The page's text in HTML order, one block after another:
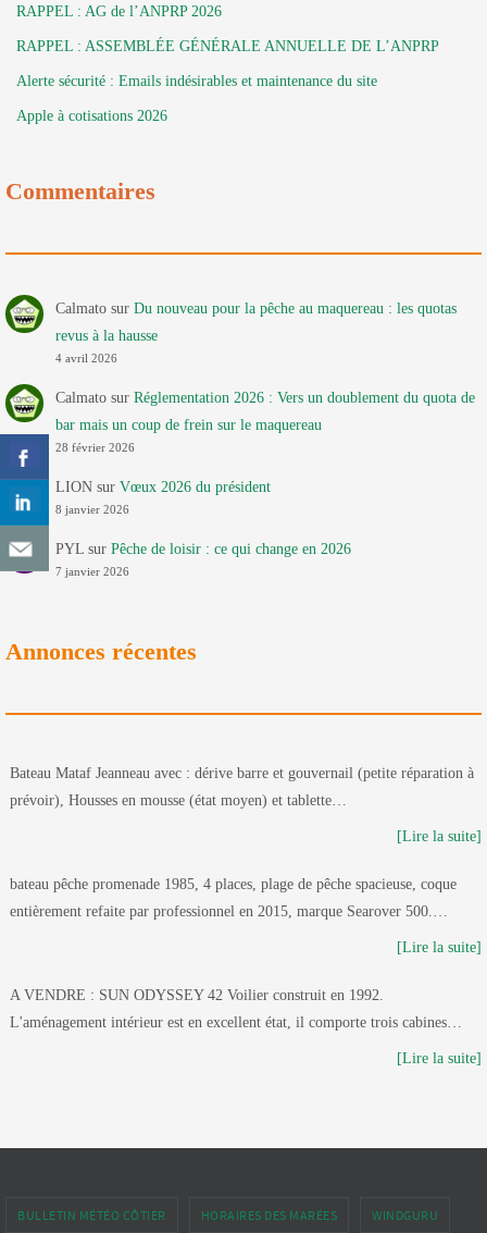
RAPPEL : AG de l’ANPRP 2026
RAPPEL : ASSEMBLÉE GÉNÉRALE ANNUELLE DE L’ANPRP
Alerte sécurité : Emails indésirables et maintenance du site
Apple à cotisations 2026
Commentaires
Calmatosur Du nouveau pour la pêche au maquereau : les quotas
revus à la hausse
4 avril 2026
Calmatosur Réglementation 2026 : Vers un doublement du quota de
bar mais un coup de frein sur le maquereau
28 février 2026
LIONsur Vœux 2026 du président
8 janvier 2026
PYLsur Pêche de loisir : ce qui change en 2026
7 janvier 2026
Annonces récentes
Bateau Mataf Jeanneau avec : dérive barre et gouvernail (petite réparation à
prévoir), Housses en mousse (état moyen) et tablette…
[Lire la suite]
bateau pêche promenade 1985, 4 places, plage de pêche spacieuse, coque
entièrement refaite par professionnel en 2015, marque Searover 500.…
[Lire la suite]
A VENDRE : SUN ODYSSEY 42 Voilier construit en 1992.
L'aménagement intérieur est en excellent état, il comporte trois cabines…
[Lire la suite]
BULLETIN MÉTÉO CÔTIER HORAIRES DES MARÉES WINDGURU